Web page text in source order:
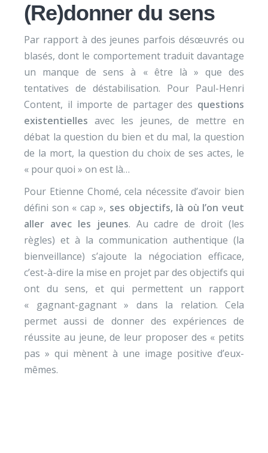
(Re)donner du sens
Par rapport à des jeunes parfois désœuvrés ou
blasés, dont le comportement traduit davantage
un manque de sens à « être là » que des
tentatives de déstabilisation. Pour Paul-Henri
Content, il importe de partager des questions
existentielles avec les jeunes, de mettre en
débat la question du bien et du mal, la question
de la mort, la question du choix de ses actes, le
« pour quoi » on est là…
Pour Etienne Chomé, cela nécessite d’avoir bien
défini son « cap », ses objectifs, là où l’on veut
aller avec les jeunes. Au cadre de droit (les
règles) et à la communication authentique (la
bienveillance) s’ajoute la négociation efficace,
c’est-à-dire la mise en projet par des objectifs qui
ont du sens, et qui permettent un rapport
« gagnant-gagnant » dans la relation. Cela
permet aussi de donner des expériences de
réussite au jeune, de leur proposer des « petits
pas » qui mènent à une image positive d’eux-
mêmes.